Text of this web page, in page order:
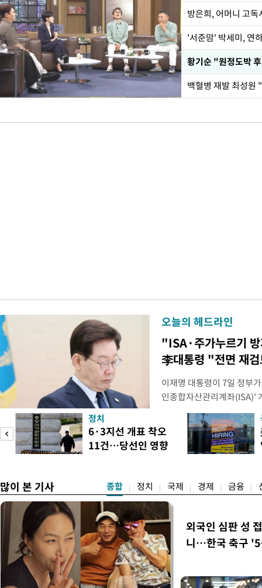
방은희, 어머니 고
'서준맘' 박세미, 연
황기순 "원정도박
백혈병 재발 최성원
오늘의 헤드라인
"ISA·주가누르기
李대통령 "전면 재
이재명 대통령이 7일 정부
인종합자산관리계좌(ISA)'
안'을 전면 재검토 할 것을
들과의 상황 점검 회의에서
지법안을 둘러싼 투자자들
았다. 이 자리에서 이 대통
정치
6·3지선 개표 착오
11건…당선인 영향
많이 본 기사 종합 정치 국제 경제 금융
외국인 심판 성
니…한국 축구